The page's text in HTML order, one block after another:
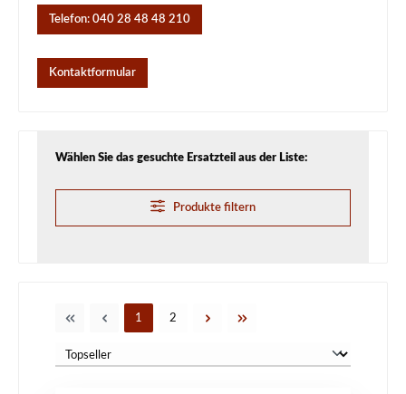
Telefon: 040 28 48 48 210
Kontaktformular
Wählen Sie das gesuchte Ersatzteil aus der Liste:
Produkte filtern
Seite
1 Seite
2